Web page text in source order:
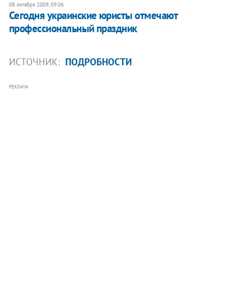
08 октября 2009, 09:06
Сегодня украинские юристы отмечают
профессиональный праздник
ИСТОЧНИК: ПОДРОБНОСТИ
РЕКЛАМА